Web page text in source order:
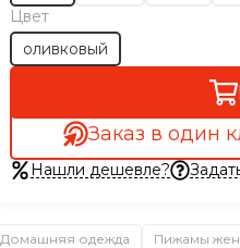
Цвет
оливковый
Заказ в один
Нашли дешевле?
Домашняя одежда Пижамы